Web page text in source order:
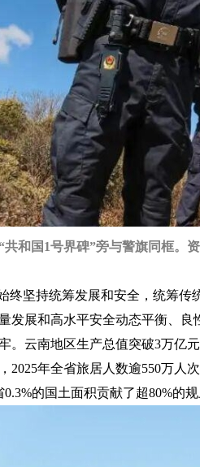
和国1号界碑”旁与警旗同框。
终坚持统筹发展和安全，统筹
发展和高水平安全动态平衡、
云南地区生产总值突破3万亿
2025年全省旅居人数逾550万人
0.3%的国土面积贡献了超80%